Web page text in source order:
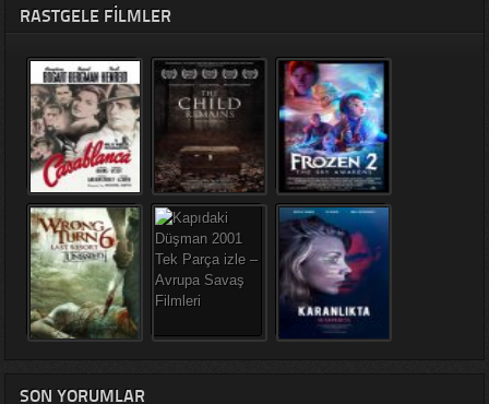
RASTGELE FILMLER
SON YORUMLAR